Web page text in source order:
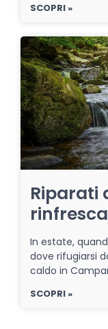
SCOPRI »
Riparati
In estate,
dove rifugiarsi
caldo in
SCOPRI »